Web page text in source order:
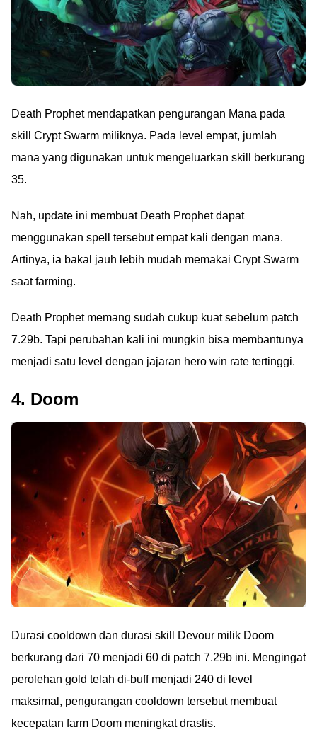
Death Prophet mendapatkan pengurangan Mana pada
skill Crypt Swarm miliknya. Pada level empat, jumlah
mana yang digunakan untuk mengeluarkan skill berkurang
35.
Nah, update ini membuat Death Prophet dapat
menggunakan spell tersebut empat kali dengan mana.
Artinya, ia bakal jauh lebih mudah memakai Crypt Swarm
saat farming.
Death Prophet memang sudah cukup kuat sebelum patch
7.29b. Tapi perubahan kali ini mungkin bisa membantunya
menjadi satu level dengan jajaran hero win rate tertinggi.
4. Doom
Durasi cooldown dan durasi skill Devour milik Doom
berkurang dari 70 menjadi 60 di patch 7.29b ini. Mengingat
perolehan gold telah di-buff menjadi 240 di level
maksimal, pengurangan cooldown tersebut membuat
kecepatan farm Doom meningkat drastis.